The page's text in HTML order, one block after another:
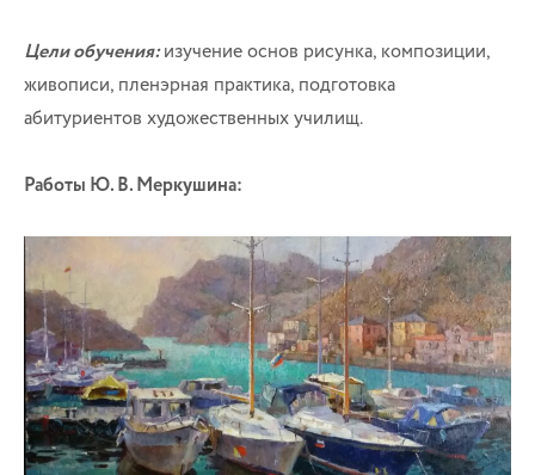
Цели обучения:изучение основ рисунка, композиции,
живописи, пленэрная практика, подготовка
абитуриентов художественных училищ.
Работы Ю. В. Меркушина: